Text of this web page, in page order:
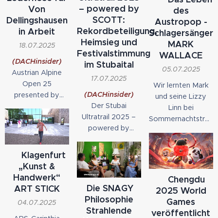
wöchentlich etwa
deren Gewicht an
Mikroplastik zu
UMWELTBERATUNG
informiert in ihrer
neuen Broschüre
"Mikroplastik" über
einfache
Reduktion von...
ersten
Restaurierungsversuchen
sind nun die
aufwendigen
Arbeiten in der
Goldenen Stube
Räumen des
Prunkraum-
Ensembles –
abgeschlossen.
Gestern Abend
wurden die
Erkenntnisse
und...
bei Operationen
für den
Kniegelenksersatz
im Einsatz ist,
konnten
Knieprothesen
erfolgreich
implantiert
werden.
Von
Dellingshausen
in Arbeit
18.07.2025
(DACHinsider)
Austrian Alpine
Open 25
presented by
Die Austrian Alpine
Open 25 endeten
auf dem Golfplatz
Gut Altentann.
Während dort
Ruhe einkehrte,
begann in
Salzburg die Arbeit
– powered by
SCOTT:
Rekordbeteiligung,
Heimsieg und
Festivalstimmung
im Stubaital
17.07.2025
(DACHinsider)
Der Stubai
Ultratrail 2025 –
powered by
Wochenende des
27. und 28. Juni
unter dem Motto
"Epic Trails. Epic
Valley." neue
Maßstäbe gesetzt:
des
Austropop -
Schlagersänger
MARK
WALLACE
05.07.2025
Wir lernten Mark
und seine Lizzy
Linn bei
Peuerbach kennen
für uns Grund
genug die Doku
dieses
sympatischen
aussergewöhlichen
Künstlers zu
▶ Klagenfurt
„Kunst &
Handwerk“
ART STICK
04.07.2025
Die SNAGY
Philosophie
Strahlende
▶Chengdu
2025 World
Games
veröffentlicht